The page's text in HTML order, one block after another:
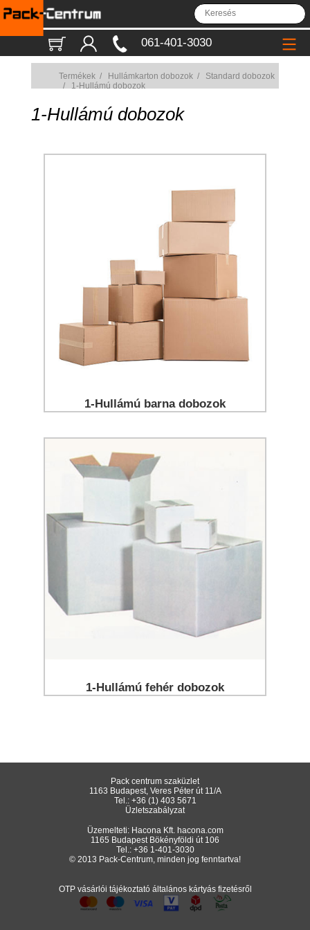
061-401-3030
Termékek/ Hullámkarton dobozok/ Standard dobozok
/ 1-Hullámú dobozok
1-Hullámú dobozok
1-Hullámú barna dobozok
1-Hullámú fehér dobozok
Pack centrum szaküzlet
1163 Budapest, Veres Péter út 11/A
Tel.: +36 (1) 403 5671
Üzletszabályzat
Üzemelteti: Hacona Kft. hacona.com
1165 Budapest Bökényföldi út 106
Tel.: +36 1-401-3030
© 2013 Pack-Centrum, minden jog fenntartva!
OTP vásárlói tájékoztató általános kártyás fizetésről